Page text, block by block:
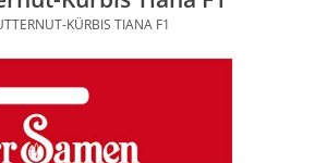
KÜRBIS TIANA F1